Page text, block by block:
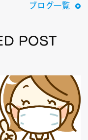
ブログ一覧
POST